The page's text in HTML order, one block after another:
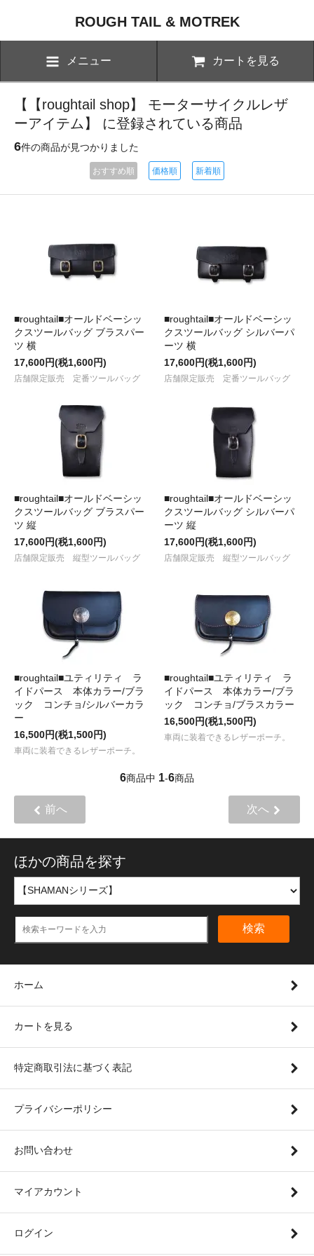
ROUGH TAIL & MOTREK
メニュー カートを見る
【【roughtail shop】 モーターサイクルレザ
ーアイテム】 に登録されている商品
6件の商品が見つかりました
おすすめ順 価格順 新着順
■roughtail■オールドベーシッ
クスツールバッグ ブラスパー
ツ 横
17,600円(税1,600円)
店舗限定販売 定番ツールバッグ
■roughtail■オールドベーシッ
クスツールバッグ シルバーパ
ーツ 横
17,600円(税1,600円)
店舗限定販売 定番ツールバッグ
■roughtail■オールドベーシッ
クスツールバッグ ブラスパー
ツ 縦
17,600円(税1,600円)
店舗限定販売 縦型ツールバッグ
■roughtail■オールドベーシッ
クスツールバッグ シルバーパ
ーツ 縦
17,600円(税1,600円)
店舗限定販売 縦型ツールバッグ
■roughtail■ユティリティ ラ
イドパース 本体カラー/ブラ
ック コンチョ/シルバーカラ
ー
16,500円(税1,500円)
車両に装着できるレザーポーチ。
■roughtail■ユティリティ ラ
イドパース 本体カラー/ブラ
ック コンチョ/ブラスカラー
16,500円(税1,500円)
車両に装着できるレザーポーチ。
6商品中 1-6商品
前へ 次へ
ほかの商品を探す
検索
ホーム
カートを見る
特定商取引法に基づく表記
プライバシーポリシー
お問い合わせ
マイアカウント
ログイン